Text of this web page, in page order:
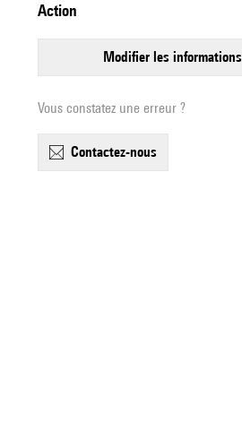
action
modifier les informations
Vous constatez une erreur ?
contactez-nous